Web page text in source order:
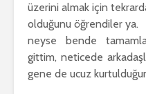
üzerini almak için
olduğunu öğrendiler ya.
neyse bende
gittim, neticede
gene de ucuz